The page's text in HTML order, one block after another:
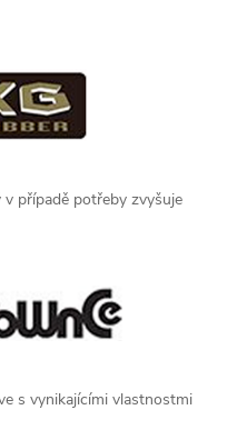
případě potřeby zvyšuje
s vynikajícími vlastnostmi